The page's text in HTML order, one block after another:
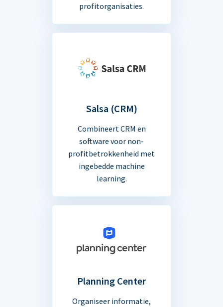
profitorganisaties.
Salsa (CRM)
Combineert CRM en
software voor non-
profitbetrokkenheid met
ingebedde machine
learning.
Planning Center
Organiseer informatie,